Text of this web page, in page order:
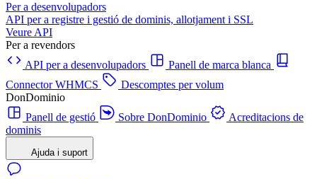
Per a desenvolupadors
API per a registre i gestió de dominis, allotjament i SSL
Veure API
Per a revendors
API per a desenvolupadors
Panell de marca blanca
Connector WHMCS
Descomptes per volum
DonDominio
Panell de gestió
Sobre DonDominio
Acreditacions de
dominis
Ajuda i suport